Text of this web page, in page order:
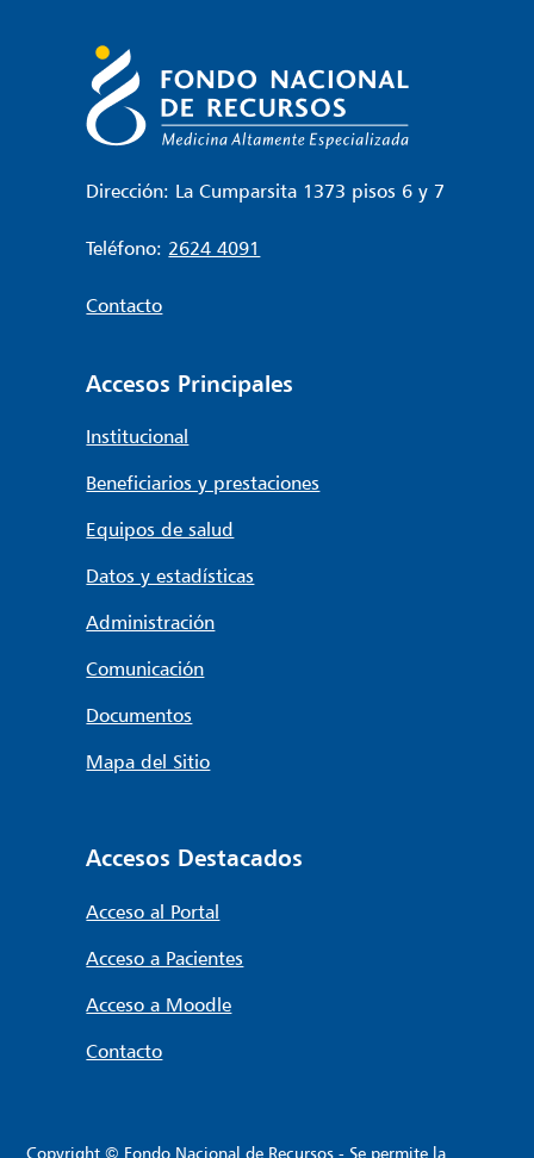
Dirección: La Cumparsita 1373 pisos 6 y 7
Teléfono: 2624 4091
Contacto
Accesos Principales
Institucional
Beneficiarios y prestaciones
Equipos de salud
Datos y estadísticas
Administración
Comunicación
Documentos
Mapa del Sitio
Accesos Destacados
Acceso al Portal
Acceso a Pacientes
Acceso a Moodle
Contacto
Copyright © Fondo Nacional de Recursos - Se permite la